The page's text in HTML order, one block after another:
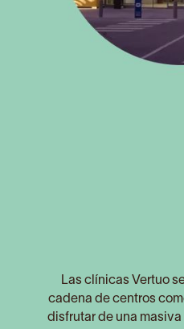
Las clínicas Vertuo
cadena de centros
disfrutar de una